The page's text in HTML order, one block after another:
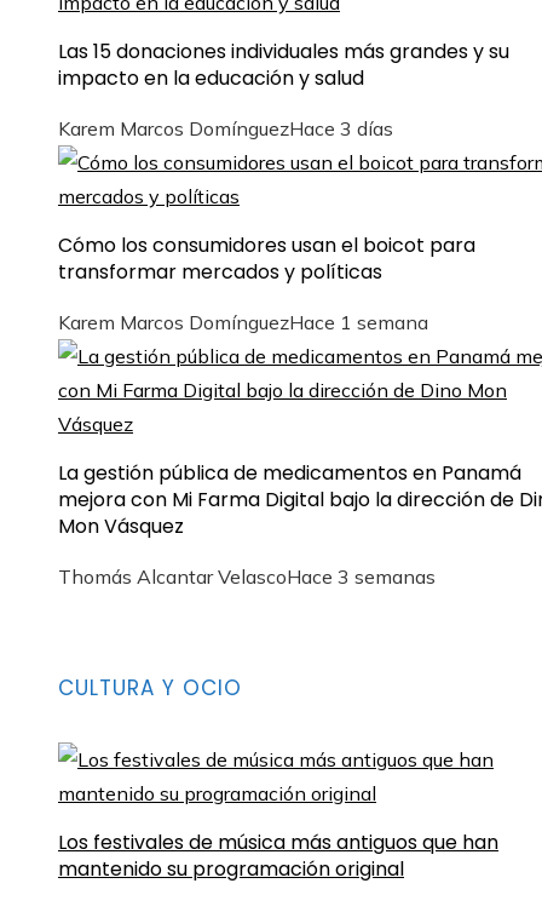
Las 15 donaciones individuales más grandes y su
impacto en la educación y salud
Karem Marcos DomínguezHace 3 días
Cómo los consumidores usan el boicot para
transformar mercados y políticas
Karem Marcos DomínguezHace 1 semana
La gestión pública de medicamentos en Panamá
mejora con Mi Farma Digital bajo la dirección de
Mon Vásquez
Thomás Alcantar VelascoHace 3 semanas
CULTURA Y OCIO
Los festivales de música más antiguos que han
mantenido su programación original